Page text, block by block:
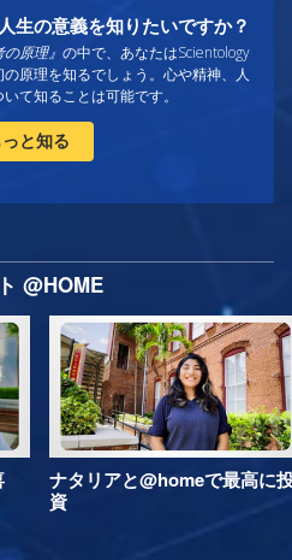
生の意義を知りたいですか？
の原理』 の中で、あなたはScientology
の原理を知るでしょう。心や精神、人
て知ることは可能です。
っと知る
@HOME
ナタリアと@homeで最高に
資